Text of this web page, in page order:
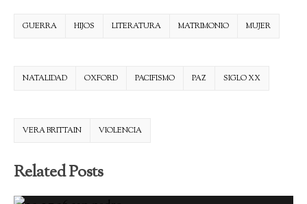
GUERRA HIJOS LITERATURA MATRIMONIO MUJER
NATALIDAD OXFORD PACIFISMO PAZ SIGLO XX
VERA BRITTAIN VIOLENCIA
Related Posts